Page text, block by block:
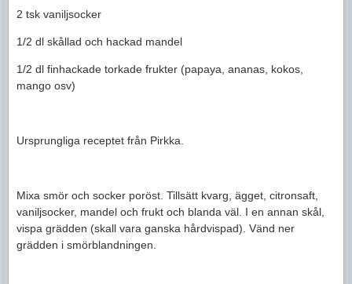
2 tsk vaniljsocker
1/2 dl skållad och hackad mandel
1/2 dl finhackade torkade frukter (papaya, ananas, kokos,
mango osv)
Ursprungliga receptet från Pirkka.
Mixa smör och socker poröst. Tillsätt kvarg, ägget, citronsaft,
vaniljsocker, mandel och frukt och blanda väl. I en annan skål,
vispa grädden (skall vara ganska hårdvispad). Vänd ner
grädden i smörblandningen.